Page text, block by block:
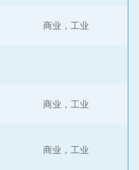
商业，工业
商业，工业
商业，工业